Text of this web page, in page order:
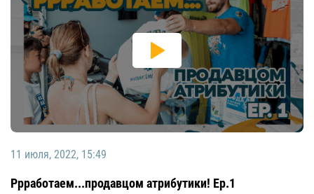
11 июля, 2022, 15:49
Ррработаем...продавцом атрибутики! Ep.1